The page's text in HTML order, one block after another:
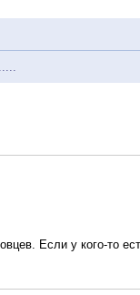
Если у кого-то